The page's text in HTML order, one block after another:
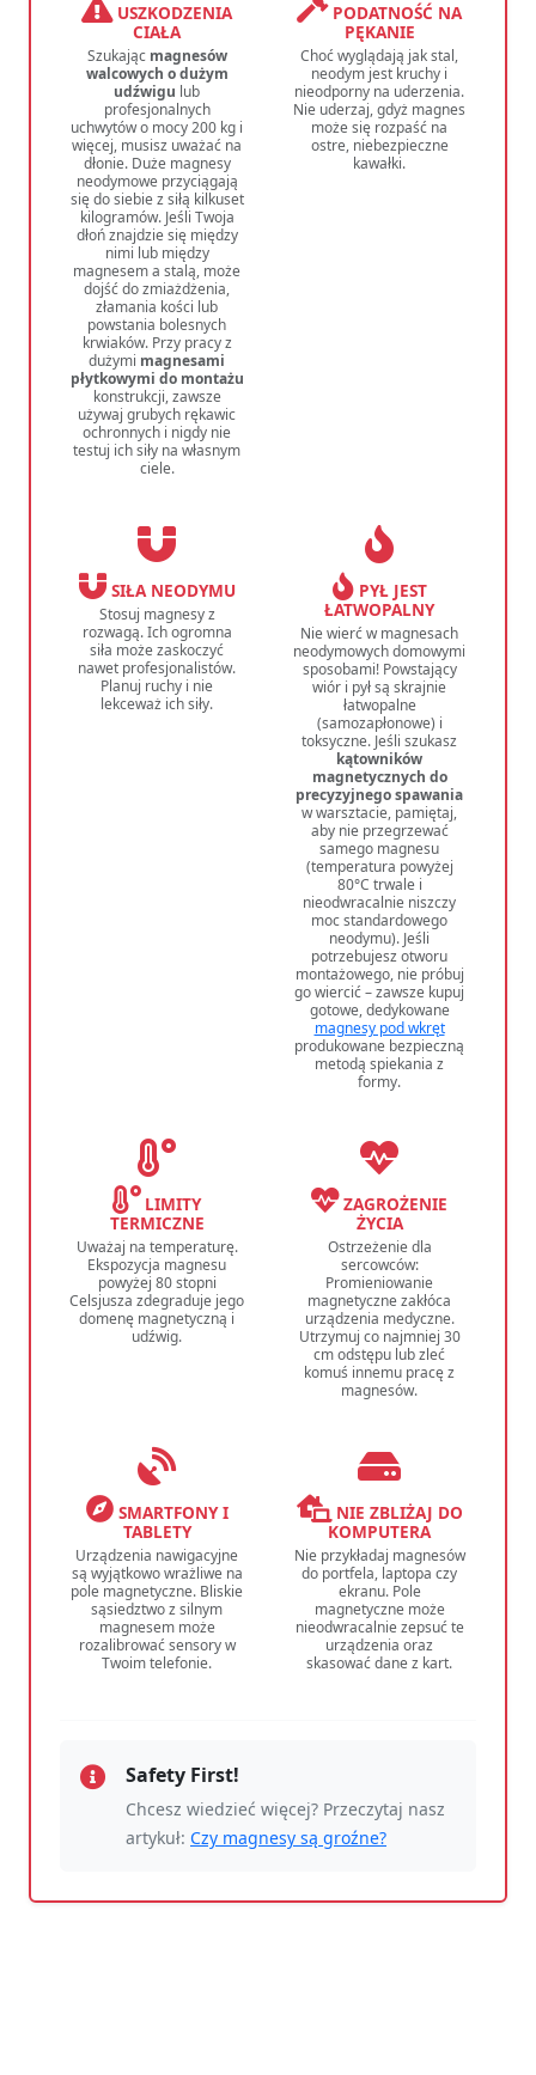
USZKODZENIA
CIAŁA
Szukając magnesów
walcowych o dużym
udźwigu lub
profesjonalnych
uchwytów o mocy 200 kg i
więcej, musisz uważać na
dłonie. Duże magnesy
neodymowe przyciągają
się do siebie z siłą kilkuset
kilogramów. Jeśli Twoja
dłoń znajdzie się między
nimi lub między
magnesem a stalą, może
dojść do zmiażdżenia,
złamania kości lub
powstania bolesnych
krwiaków. Przy pracy z
dużymi magnesami
płytkowymi do montażu
konstrukcji, zawsze
używaj grubych rękawic
ochronnych i nigdy nie
testuj ich siły na własnym
ciele.
PODATNOŚĆ NA
PĘKANIE
Choć wyglądają jak stal,
neodym jest kruchy i
nieodporny na uderzenia.
Nie uderzaj, gdyż magnes
może się rozpaść na
ostre, niebezpieczne
kawałki.
SIŁA NEODYMU
Stosuj magnesy z
rozwagą. Ich ogromna
siła może zaskoczyć
nawet profesjonalistów.
Planuj ruchy i nie
lekceważ ich siły.
PYŁ JEST
ŁATWOPALNY
Nie wierć w magnesach
neodymowych domowymi
sposobami! Powstający
wiór i pył są skrajnie
łatwopalne
(samozapłonowe) i
toksyczne. Jeśli szukasz
kątowników
magnetycznych do
precyzyjnego spawania
w warsztacie, pamiętaj,
aby nie przegrzewać
samego magnesu
(temperatura powyżej
80°C trwale i
nieodwracalnie niszczy
moc standardowego
neodymu). Jeśli
potrzebujesz otworu
montażowego, nie próbuj
go wiercić – zawsze kupuj
gotowe, dedykowane
magnesy pod wkręt
produkowane bezpieczną
metodą spiekania z
formy.
LIMITY
TERMICZNE
Uważaj na temperaturę.
Ekspozycja magnesu
powyżej 80 stopni
Celsjusza zdegraduje jego
domenę magnetyczną i
udźwig.
ZAGROŻENIE
ŻYCIA
Ostrzeżenie dla
sercowców:
Promieniowanie
magnetyczne zakłóca
urządzenia medyczne.
Utrzymuj co najmniej 30
cm odstępu lub zleć
komuś innemu pracę z
magnesów.
SMARTFONY I
TABLETY
Urządzenia nawigacyjne
są wyjątkowo wrażliwe na
pole magnetyczne. Bliskie
sąsiedztwo z silnym
magnesem może
rozalibrować sensory w
Twoim telefonie.
NIE ZBLIŻAJ DO
KOMPUTERA
Nie przykładaj magnesów
do portfela, laptopa czy
ekranu. Pole
magnetyczne może
nieodwracalnie zepsuć te
urządzenia oraz
skasować dane z kart.
Safety First!
Chcesz wiedzieć więcej? Przeczytaj nasz
artykuł: Czy magnesy są groźne?